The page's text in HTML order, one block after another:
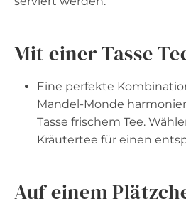
Mit einer Tasse
Eine perfekte
Mandel-Monde
Tasse frischem Tee.
Kräutertee für einen
Auf einem